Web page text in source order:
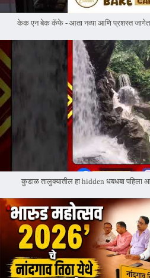
केक एन बेक कॅफे - आता नव्या आणि प्रशस्त
कुडाळ तालुक्यातील हा hidden धबधबा पहिला